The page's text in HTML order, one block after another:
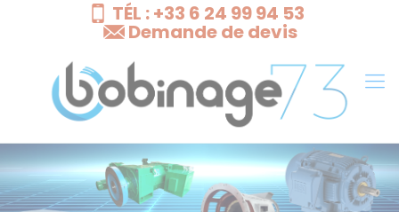
TÉL : +33 6 24 99 94 53
Demande de devis
Cookies management panel